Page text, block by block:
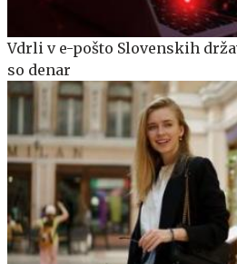
Vdrli v e-pošto Slovenskih
so denar